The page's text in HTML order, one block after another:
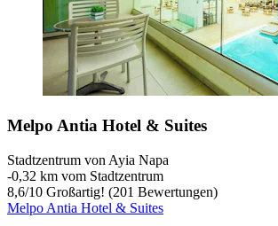
Melpo Antia Hotel & Suites
Stadtzentrum von Ayia Napa
‐0,32 km vom Stadtzentrum
8,6/10 Großartig! (201 Bewertungen)
Melpo Antia Hotel & Suites